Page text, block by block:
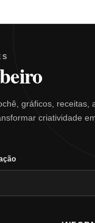
gráficos, receitas,
criatividade